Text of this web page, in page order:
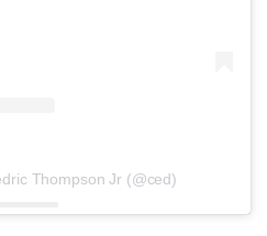
Thompson Jr (@ced)